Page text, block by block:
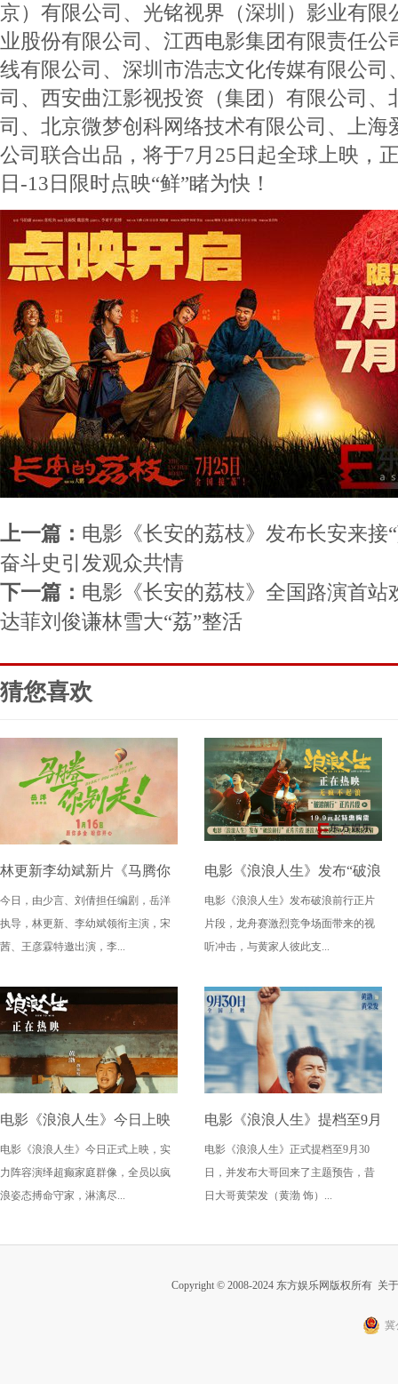
京）有限公司、光铭视界（深圳）影业有限
业股份有限公司、江西电影集团有限责任公
线有限公司、深圳市浩志文化传媒有限公司
司、西安曲江影视投资（集团）有限公司、
司、北京微梦创科网络技术有限公司、上海
公司联合出品，将于7月25日起全球上映，
日-13日限时点映“鲜”睹为快！
上一篇： 电影《长安的荔枝》发布长安来接
奋斗史引发观众共情
下一篇： 电影《长安的荔枝》全国路演首站
达菲刘俊谦林雪大“荔”整活
猜您喜欢
林更新李幼斌新片《马腾你
别走》定档1月16日 林更新
李幼斌组“生死局”开启“玩
今日，由少言、刘倩担任编剧，岳洋
执导，林更新、李幼斌领衔主演，宋
茜、王彦霖特邀出演，李...
电影《浪浪人生》发布“破浪
前行”正片片段 逐浪人生敢
拼敢冲令观众狠狠共情
电影《浪浪人生》发布破浪前行正片
片段，龙舟赛激烈竞争场面带来的视
听冲击，与黄家人彼此支...
电影《浪浪人生》今日上映
插曲《充满盼望》MV笑泪
交织活出超癫人生
电影《浪浪人生》今日正式上映，实
力阵容演绎超癫家庭群像，全员以疯
浪姿态搏命守家，淋漓尽...
电影《浪浪人生》提档至9月
30日 “大哥回来了”主题预告
再续江湖传说喜感拉满
电影《浪浪人生》正式提档至9月30
日，并发布大哥回来了主题预告，昔
日大哥黄荣发（黄渤 饰）...
Copyright © 2008-2024 东方娱乐网版权所有 关
冀